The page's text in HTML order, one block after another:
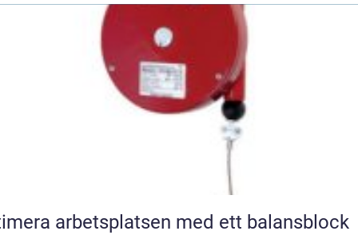
arbetsplatsen med ett balansblock